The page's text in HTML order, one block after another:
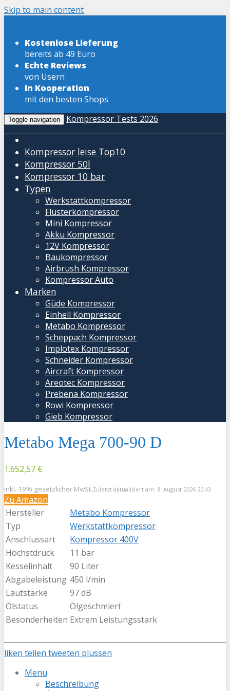
Skip to main content
Kostenlose Lieferung
bereits ab 49 Euro
Echte Reviews
von Usern
In Kooperation
mit den besten Shops
Toggle navigation Kompressor Tests 2026
Kompressor leise Top10
Kompressor 50l
Kompressor 10 bar
Typen
Werkstattkompressor
Flüsterkompressor
Mini Kompressor
Akku Kompressor
12V Kompressor
Baukompressor
Airbrush Kompressor
Kompressor Auto
Marken
Güde Kompressor
Einhell Kompressor
Metabo Kompressor
Scheppach Kompressor
Implotex Kompressor
Schneider Kompressor
Aircraft Kompressor
Areotec Kompressor
Prebena Kompressor
Rowi Kompressor
Gieb Kompressor
Metabo Mega 700-90 D
1.652,57 €
inkl. 19% gesetzlicher MwSt.Zuletzt aktualisiert am: 8. August 2026 20:43
Zu Amazon
Hersteller
Metabo Kompressor
Typ
Werkstattkompressor
Anschlussart
Kompressor 400V
Höchstdruck
11 bar
Kesselinhalt
90 Liter
Abgabeleistung 450 l/min
Lautstärke
97 dB
Ölstatus
Ölgeschmiert
Besonderheiten Extrem Leistungsstark
liken teilen tweeten plussen
Menu
Beschreibung